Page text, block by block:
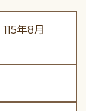
年8月